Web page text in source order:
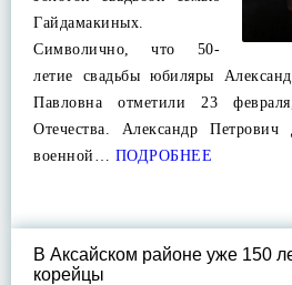
Гайдамакиных.
Символично, что 50-
летие свадьбы юбиляры
Павловна отметили 23
Отечества. Александр Петрович
военной… ПОДРОБНЕЕ
В Аксайском районе уже 150
корейцы